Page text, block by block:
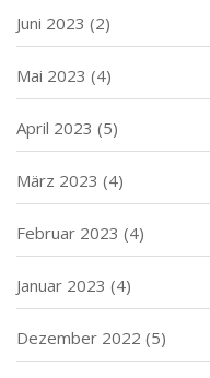
Juni 2023 (2)
Mai 2023 (4)
April 2023 (5)
März 2023 (4)
Februar 2023 (4)
Januar 2023 (4)
Dezember 2022 (5)